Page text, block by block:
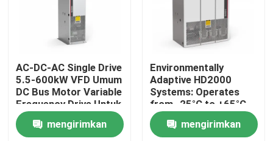
Rumah
Produk
AC-DC-AC Single Drive
5.5-600kW VFD Umum
DC Bus Motor Variable
Frequency Drive Untuk
Lift
mengirimkan
Environmentally
Adaptive HD2000
Systems: Operates
from -25°C to +65°C
and Humidity Up to
85%
mengirimkan